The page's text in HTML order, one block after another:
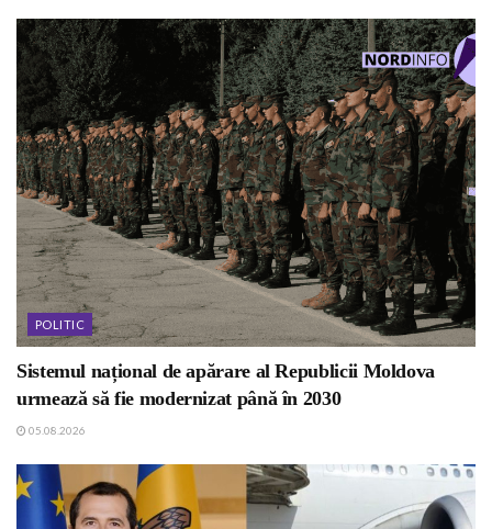
POLITIC
Sistemul național de apărare al Republicii Moldova
urmează să fie modernizat până în 2030
05.08.2026